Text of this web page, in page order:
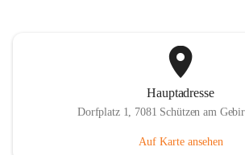
Hauptadresse
Dorfplatz 1, 7081 Schützen am
Auf Karte ansehen